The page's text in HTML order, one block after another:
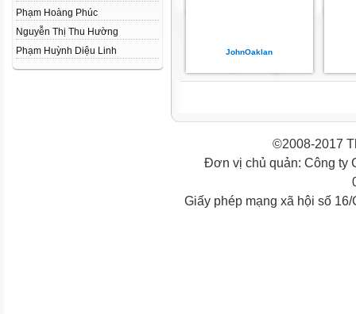
Phạm Hoàng Phúc
Nguyễn Thị Thu Hường
Phạm Huỳnh Diệu Linh
JohnOaklan
©2008-2017
Đơn vị chủ quản: Công ty
Giấy phép mạng xã hội số